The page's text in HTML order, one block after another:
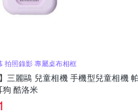
拍照錄影 專屬桌布相框
】三麗鷗 兒童相機 手機型兒童相機 帕
狗 酷洛米